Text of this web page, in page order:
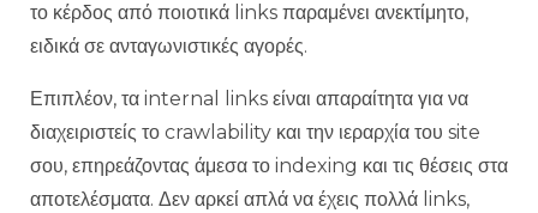
το κέρδος από ποιοτικά links παραμένει ανεκτίμητο,
ειδικά σε ανταγωνιστικές αγορές.
Επιπλέον, τα internal links είναι απαραίτητα για να
διαχειριστείς το crawlability και την ιεραρχία του site
σου, επηρεάζοντας άμεσα το indexing και τις θέσεις στα
αποτελέσματα. Δεν αρκεί απλά να έχεις πολλά links,